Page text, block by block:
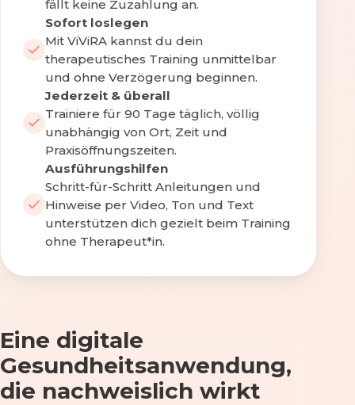
fällt keine Zuzahlung an.
Sofort loslegen
Mit ViViRA kannst du dein
therapeutisches Training unmittelbar
und ohne Verzögerung beginnen.
Jederzeit & überall
Trainiere für 90 Tage täglich, völlig
unabhängig von Ort, Zeit und
Praxisöffnungszeiten.
Ausführungshilfen
Schritt-für-Schritt Anleitungen und
Hinweise per Video, Ton und Text
unterstützen dich gezielt beim Training
ohne Therapeut*in.
Eine digitale
Gesundheitsanwendung,
die nachweislich wirkt